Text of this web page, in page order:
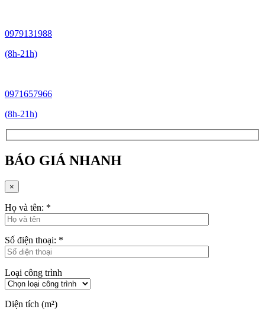
0979131988
(8h-21h)
0971657966
(8h-21h)
BÁO GIÁ NHANH
×
Họ và tên: *
Số điện thoại: *
Loại công trình
Diện tích (m²)